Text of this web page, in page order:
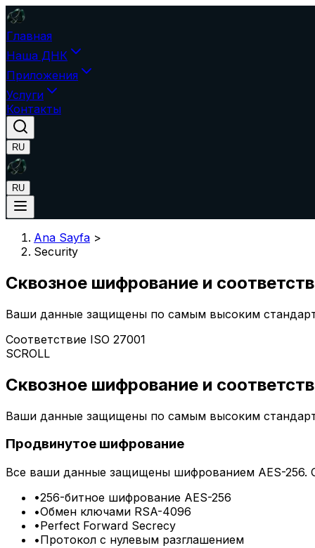
Главная
Наша ДНК
Приложения
Услуги
Контакты
RU
RU
Ana Sayfa >
Security
Сквозное шифрование и
Ваши данные защищены по самым высоким
Соответствие ISO 27001
SCROLL
Сквозное шифрование и
Ваши данные защищены по самым высоким
Продвинутое шифрование
Все ваши данные защищены шифрованием AES-256.
•256-битное шифрование AES-256
•Обмен ключами RSA-4096
•Perfect Forward Secrecy
•Протокол с нулевым разглашением